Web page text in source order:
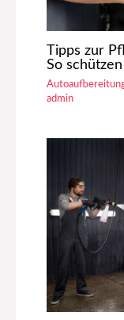
Tipps zur
So
admin